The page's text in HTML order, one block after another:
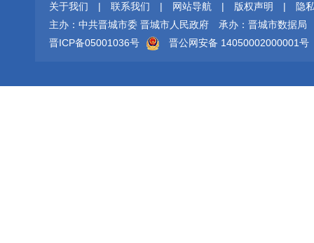
关于我们 | 联系我们 | 网站导航 | 版权声明 |
隐
主办：中共晋城市委 晋城市人民政府
承办：晋城市数据局
晋ICP备05001036号
晋公网安备 14050002000001号